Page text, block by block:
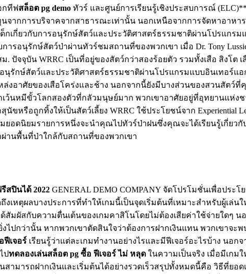
กทีฟสล็อต pg demo ทัวร์ และศูนย์การเรียนรู้เชิงประสบการณ์
จากการบริจาคจากสาธารณะเท่านั้น นอกเหนือจากการจัดหาอาห
กเกี่ยวกับการอนุรักษ์สัตว์และประวัติศาสตร์ธรรมชาติผ่านโปรแกรม
รอนุรักษ์สัตว์ป่าผ่านทัวร์ชมสถานที่ของพวกเขา เมื่อ Dr. Tony
. ปัจจุบัน WRRC เป็นที่อยู่ของสัตว์กว่าสองร้อยตัว รวมทั้งเสือ สิงโต
นุรักษ์สัตว์และประวัติศาสตร์ธรรมชาติผ่านโปรแกรมแบบอินเทอร์แ
งอาศัยของเสือโคร่งและช้าง นอกจากนี้ยังมีบางส่วนของสวนสัตว์
ว้นหมีขั้วโลกสองตัวที่กลัวมนุษย์มาก พวกเขาอาศัยอยู่ที่อุทยานแห่ง
ขหรือถูกทิ้งให้เป็นสัตว์เลี้ยง WRRC ใช้ประโยชน์จาก Experiential
ยอดนิยมรายการหนึ่งจะนำคุณไปทัวร์ป่าฝนซึ่งคุณจะได้เรียนรู้เกี่ย
านพื้นที่ป่าใกล้กับสถานที่ของพวกเขา
สปินได้ 2022 GENERAL DEMO COMPANY จัดโปรโมชั่นเพื่อปร
เหตุผลบางประการที่ทำให้เกมนี้เป็นจุดเริ่มต้นที่เหมาะสำหรับผู้เล่น
สัมผัสกับความตื่นเต้นของเกมคาสิโนโดยไม่ต้องเสียค่าใช้จ่ายใดๆ น
ไปกว่านั้น หากพวกเขาตัดสินใจว่าต้องการฝากเงินแทน พวกเขาจ
ฟีเจอร์ เรียนรู้ว่าแต่ละเกมทำงานอย่างไรและมีฟีเจอร์อะไรบ้าง นอ
ปทดลองเล่นสล็อต pg ซื้อ ฟีเจอร์ ไม่ หลุด ในความเป็นจริง เมื่อมีเก
ามารถฝากเงินและเริ่มต้นได้อย่างรวดเร็วสรุปทั้งหมดนี้คือ วิธีที่ยอ